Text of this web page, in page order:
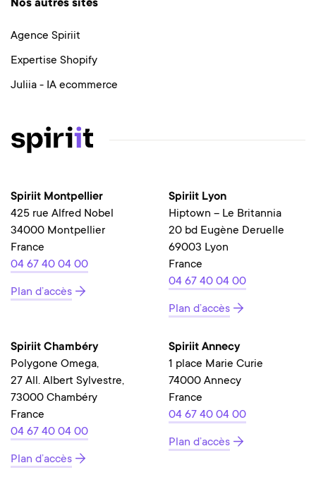
Nos autres sites
Agence Spiriit
Expertise Shopify
Juliia - IA ecommerce
Spiriit Montpellier
425 rue Alfred Nobel
34000 Montpellier
France
04 67 40 04 00
Plan d’accès
Spiriit Lyon
Hiptown – Le Britannia
20 bd Eugène Deruelle
69003 Lyon
France
04 67 40 04 00
Plan d’accès
Spiriit Chambéry
Polygone Omega,
27 All. Albert Sylvestre,
73000 Chambéry
France
04 67 40 04 00
Plan d’accès
Spiriit Annecy
1 place Marie Curie
74000 Annecy
France
04 67 40 04 00
Plan d’accès